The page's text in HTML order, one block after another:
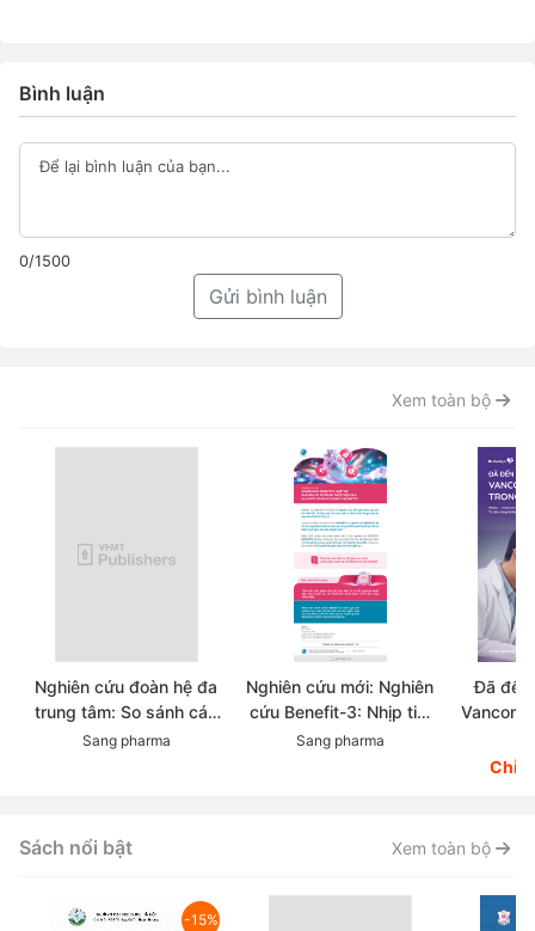
Bình luận
0/1500
Gửi bình luận
Xem toàn bộ
Nghiên cứu đoàn hệ đa
trung tâm: So sánh các
chẹn beta trong thực tế
Sang pharma
Nghiên cứu mới: Nghiên
cứu Benefit-3: Nhịp tim
ban đầu có dự đoán được
Sang pharma
Đã đến
Chỉ
Sách nổi bật Xem toàn bộ
-15%